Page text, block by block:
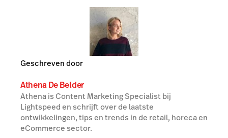
Geschreven door
Athena De Belder
Athena is Content Marketing Specialist bij
Lightspeed en schrijft over de laatste
ontwikkelingen, tips en trends in de retail, horeca en
eCommerce sector.